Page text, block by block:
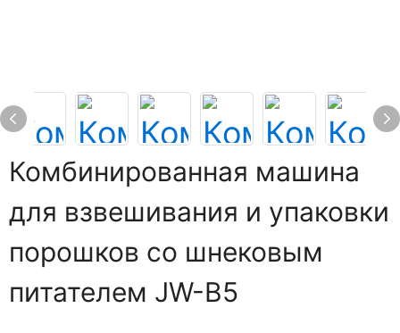
Комбинированная машина
для взвешивания и упаковки
порошков со шнековым
питателем JW-B5